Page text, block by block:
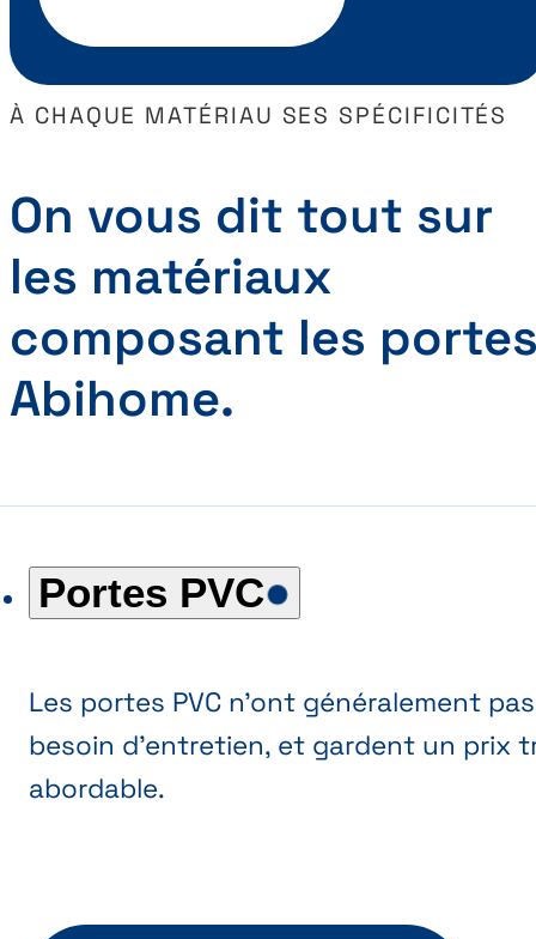
À CHAQUE MATÉRIAU SES SPÉCIFICITÉS
On vous dit tout sur
les matériaux
composant les
Abihome.
Portes PVC
Les portes PVC n'ont généralement pas
besoin d'entretien, et gardent un prix
abordable.